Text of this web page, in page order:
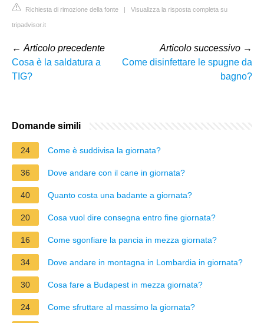
Richiesta di rimozione della fonte | Visualizza la risposta completa su
tripadvisor.it
← Articolo precedente
Cosa è la saldatura a
TIG?
Articolo successivo →
Come disinfettare le spugne da
bagno?
Domande simili
24 Come è suddivisa la giornata?
36 Dove andare con il cane in giornata?
40 Quanto costa una badante a giornata?
20 Cosa vuol dire consegna entro fine giornata?
16 Come sgonfiare la pancia in mezza giornata?
34 Dove andare in montagna in Lombardia in giornata?
30 Cosa fare a Budapest in mezza giornata?
24 Come sfruttare al massimo la giornata?